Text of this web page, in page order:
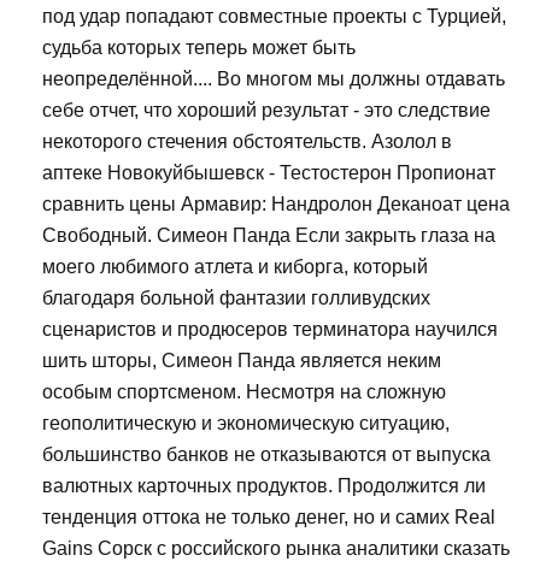
под удар попадают совместные проекты с Турцией,
судьба которых теперь может быть
неопределённой.... Во многом мы должны отдавать
себе отчет, что хороший результат - это следствие
некоторого стечения обстоятельств. Азолол в
аптеке Новокуйбышевск - Тестостерон Пропионат
сравнить цены Армавир: Нандролон Деканоат цена
Свободный. Симеон Панда Если закрыть глаза на
моего любимого атлета и киборга, который
благодаря больной фантазии голливудских
сценаристов и продюсеров терминатора научился
шить шторы, Симеон Панда является неким
особым спортсменом. Несмотря на сложную
геополитическую и экономическую ситуацию,
большинство банков не отказываются от выпуска
валютных карточных продуктов. Продолжится ли
тенденция оттока не только денег, но и самих Real
Gains Сорск с российского рынка аналитики сказать